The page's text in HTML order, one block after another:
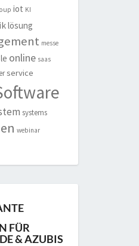
iot KI
lösung
messe
online saas
service
systems
webinar
FÜR
& AZUBIS